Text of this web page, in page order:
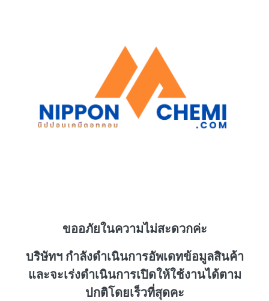
ขออภัยในความไม่สะดวกค่ะ
บริษัทฯ กำลังดำเนินการอัพเดทข้อมูลสินค้า
และจะเร่งดำเนินการเปิดให้ใช้งานได้ตาม
ปกติโดยเร็วที่สุดคะ